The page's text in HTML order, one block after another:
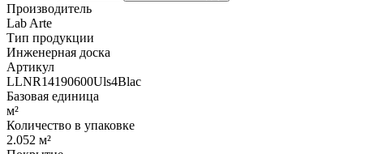
Производитель
Lab Arte
Тип продукции
Инженерная доска
Артикул
LLNR14190600Uls4Blac
Базовая единица
м²
Количество в упаковке
2.052 м²